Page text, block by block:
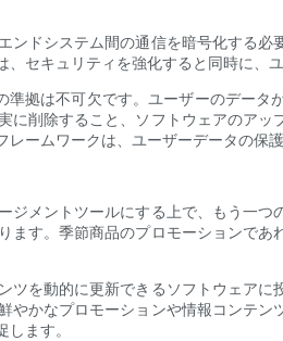
ドシステム間の通信を暗号化する
セキュリティを強化すると同時に、
拠は不可欠です。ユーザーのデー
削除すること、ソフトウェアのア
ームワークは、ユーザーデータの保
メントツールにする上で、もう一
す。季節商品のプロモーションで
を動的に更新できるソフトウェア
かなプロモーションや情報コンテ
ます。